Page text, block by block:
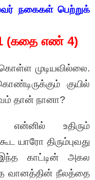
நகைகள் பெற்றுக்
(கதை எண் 4)
முடியவில்லை.
குயில்
தான் நானா?
உதிரும்
யாரோ திரும்புவது
காட்டின் அகல
வானத்தின் நீலத்தை